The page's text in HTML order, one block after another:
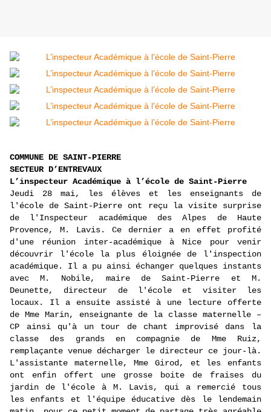
COMMUNE DE SAINT-PIERRE
SECTEUR D’ENTREVAUX
L’inspecteur Académique à l’école de Saint-Pierre
Jeudi 28 mai, les élèves et les enseignants de
l'école de Saint-Pierre ont reçu la visite surprise
de l'Inspecteur académique des Alpes de Haute
Provence, M. Lavis. Ce dernier a en effet profité
d'une réunion inter-académique à Nice pour venir
découvrir l'école la plus éloignée de l'inspection
académique. Il a pu ainsi échanger quelques instants
avec M. Nobile, maire de Saint-Pierre et M.
Deunette, directeur de l'école et visiter les
locaux. Il a ensuite assisté à une lecture offerte
de Mme Marin, enseignante de la classe maternelle –
CP ainsi qu'à un tour de chant improvisé dans la
classe des grands en compagnie de Mme Ruiz,
remplaçante venue décharger le directeur ce jour-là.
L'assistante maternelle, Mme Girod, et les enfants
ont enfin offert une grosse boite de fraises du
jardin de l'école à M. Lavis, qui a remercié tous
les enfants et l'équipe éducative dès le lendemain